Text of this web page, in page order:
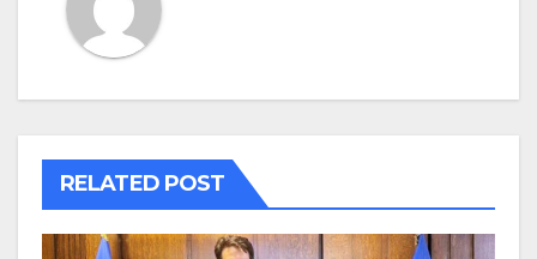
RELATED POST